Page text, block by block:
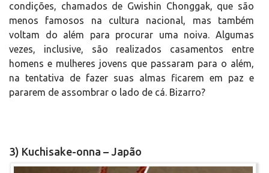
condições, chamados de Gwishin Chonggak, que são
menos famosos na cultura nacional, mas também
voltam do além para procurar uma noiva. Algumas
vezes, inclusive, são realizados casamentos entre
homens e mulheres jovens que passaram para o além,
na tentativa de fazer suas almas ficarem em paz e
pararem de assombrar o lado de cá. Bizarro?
3) Kuchisake-onna – Japão